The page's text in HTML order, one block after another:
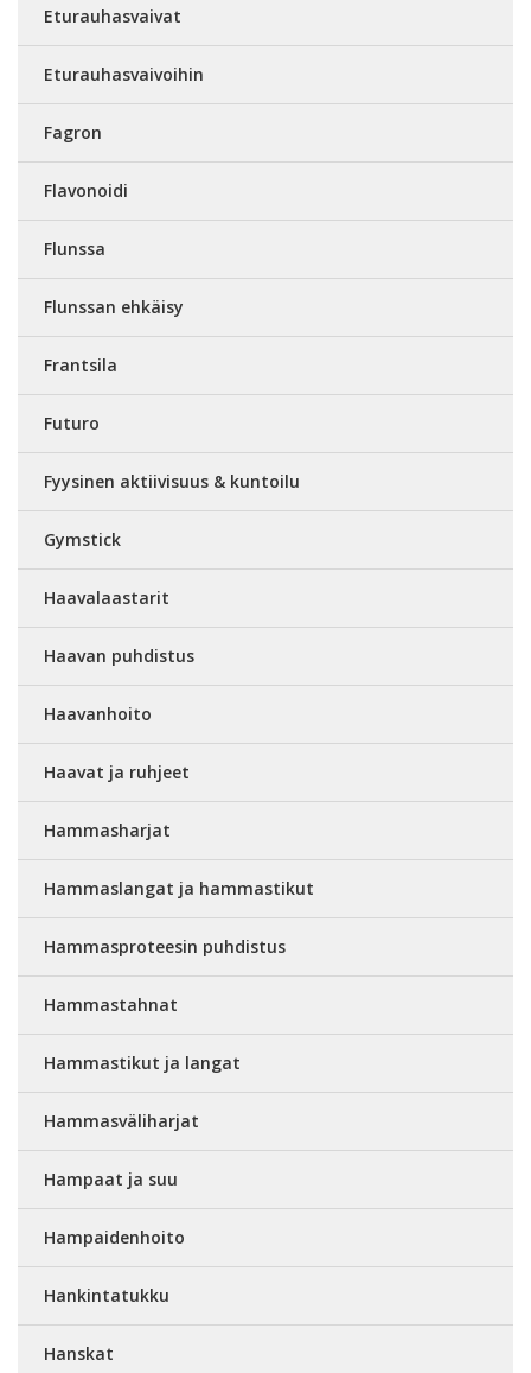
Eturauhasvaivat
Eturauhasvaivoihin
Fagron
Flavonoidi
Flunssa
Flunssan ehkäisy
Frantsila
Futuro
Fyysinen aktiivisuus & kuntoilu
Gymstick
Haavalaastarit
Haavan puhdistus
Haavanhoito
Haavat ja ruhjeet
Hammasharjat
Hammaslangat ja hammastikut
Hammasproteesin puhdistus
Hammastahnat
Hammastikut ja langat
Hammasväliharjat
Hampaat ja suu
Hampaidenhoito
Hankintatukku
Hanskat